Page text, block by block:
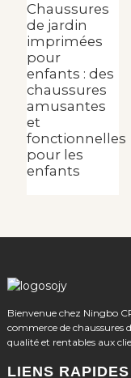
Chaussures
de jardin
imprimées
pour
enfants : des
chaussures
amusantes
et
fonctionnelles
pour les
enfants
Bienvenue chez Ningbo
commerce de chaussures
qualité et rentables aux
LIENS RAPIDES